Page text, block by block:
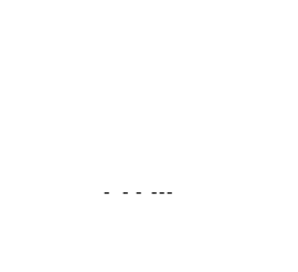
- - - ---